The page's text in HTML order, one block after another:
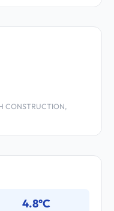
CONSTRUCTION,
4.8°C